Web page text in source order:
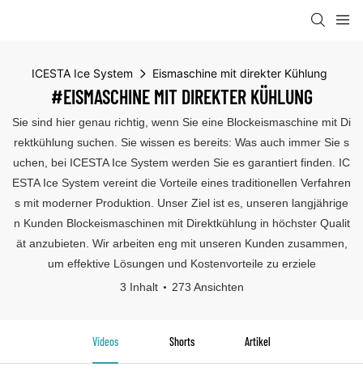
ICESTA Ice System Eismaschine mit direkter Kühlung
#EISMASCHINE MIT DIREKTER KÜHLUNG
Sie sind hier genau richtig, wenn Sie eine Blockeismaschine mit Di
rektkühlung suchen. Sie wissen es bereits: Was auch immer Sie s
uchen, bei ICESTA Ice System werden Sie es garantiert finden. IC
ESTA Ice System vereint die Vorteile eines traditionellen Verfahren
s mit moderner Produktion. Unser Ziel ist es, unseren langjährige
n Kunden Blockeismaschinen mit Direktkühlung in höchster Qualit
ät anzubieten. Wir arbeiten eng mit unseren Kunden zusammen,
um effektive Lösungen und Kostenvorteile zu erziele
3 Inhalt
273 Ansichten
Videos Shorts Artikel